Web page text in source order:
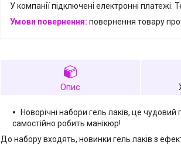
У компанії підключені електронні
повернення товару
Опис
Новорічні набори гель лаків, це
самостійно робить манікюр!
До набору входять, новинки гель лаків з